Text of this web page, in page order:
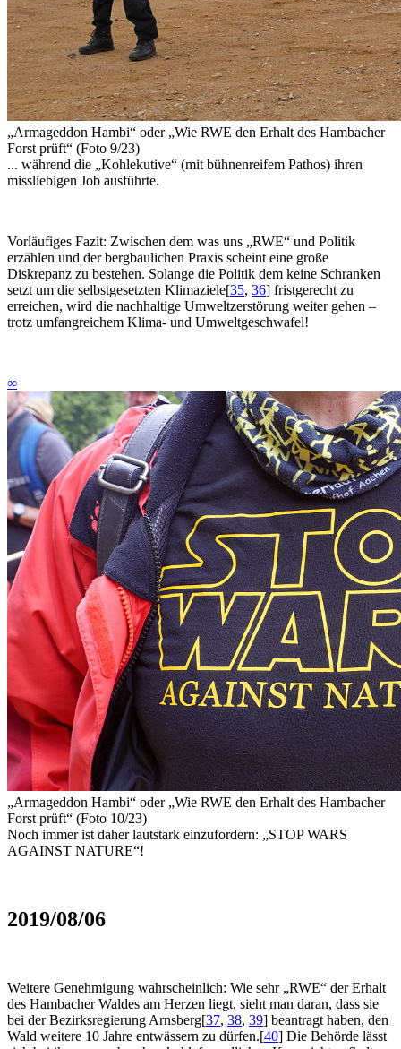
„Armageddon Hambi“ oder„Wie RWE den Erhalt des Hambacher
Forst prüft“ (Foto 9/23)
... während die „Kohlekutive“ (mit bühnenreifem Pathos) ihren
missliebigen Job ausführte.
Vorläufiges Fazit: Zwischen dem was uns „RWE“ und Politik
erzählen und der bergbaulichen Praxis scheint eine große
Diskrepanz zu bestehen. Solange die Politik dem keine Schranken
setzt um die selbstgesetzten Klimaziele[35, 36] fristgerecht zu
erreichen, wird die nachhaltige Umweltzerstörung weiter gehen –
trotz umfangreichem Klima- und Umweltgeschwafel!
∞
„Armageddon Hambi“ oder„Wie RWE den Erhalt des Hambacher
Forst prüft“ (Foto 10/23)
Noch immer ist daher lautstark einzufordern: „STOP WARS
AGAINST NATURE“!
2019/08/06
Weitere Genehmigung wahrscheinlich: Wie sehr „RWE“ der Erhalt
des Hambacher Waldes am Herzen liegt, sieht man daran, dass sie
bei der Bezirksregierung Arnsberg[37, 38, 39] beantragt haben, den
Wald weitere 10 Jahre entwässern zu dürfen.[40] Die Behörde lässt